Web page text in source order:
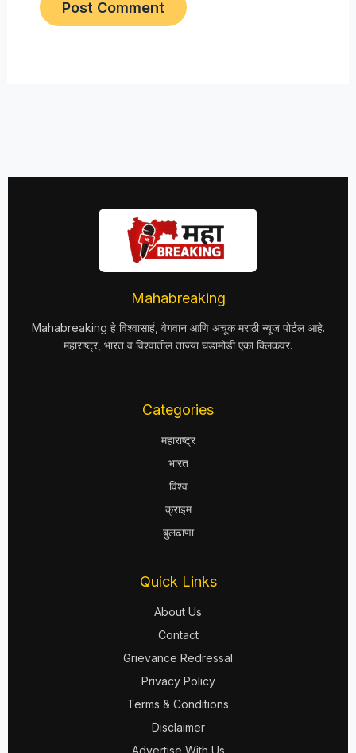
Mahabreaking
Mahabreaking हे विश्वासार्ह, वेगवान आणि अचूक मराठी न्यूज पोर्टल आहे.
महाराष्ट्र, भारत व विश्वातील ताज्या घडामोडी एका क्लिकवर.
Categories
महाराष्ट्र
भारत
विश्व
क्राइम
बुलढाणा
Quick Links
About Us
Contact
Grievance Redressal
Privacy Policy
Terms & Conditions
Disclaimer
Advertise With Us